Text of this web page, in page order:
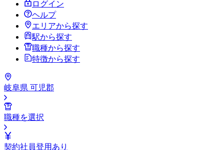
ログイン
ヘルプ
エリアから探す
駅から探す
職種から探す
特徴から探す
岐阜県 可児郡
職種を選択
契約社員登用あり